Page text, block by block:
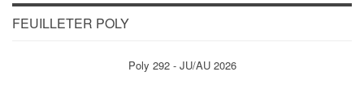
FEUILLETER POLY
Poly 292 - JU/AU 2026